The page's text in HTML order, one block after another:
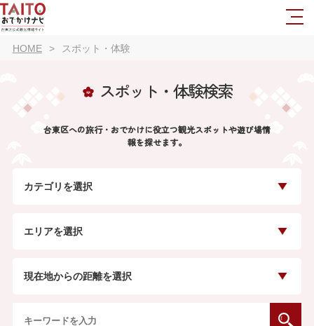
HOME スポット・体験
スポット・体験検索
台東区への旅行・おでかけに役立つ観光スポットや遊び場情
報を探せます。
カテゴリを選択
エリアを選択
現在地からの距離を選択